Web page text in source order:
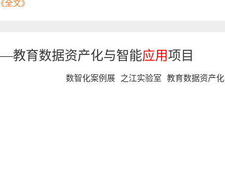
《全文》
教育数据资产化与智能应用项目
数智化案例展 之江实验室 教育数据资产化